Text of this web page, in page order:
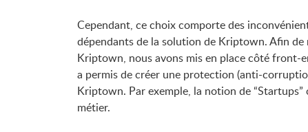
Cependant, ce choix comporte des
dépendants de la solution de Kriptown. Afin
Kriptown, nous avons mis en place côté front-
a permis de créer une protection (anti-
Kriptown. Par exemple, la notion de
métier.